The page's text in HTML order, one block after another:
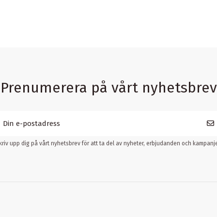
Prenumerera på vårt nyhetsbrev
upp dig på vårt nyhetsbrev för att ta del av nyheter, erbjudanden och